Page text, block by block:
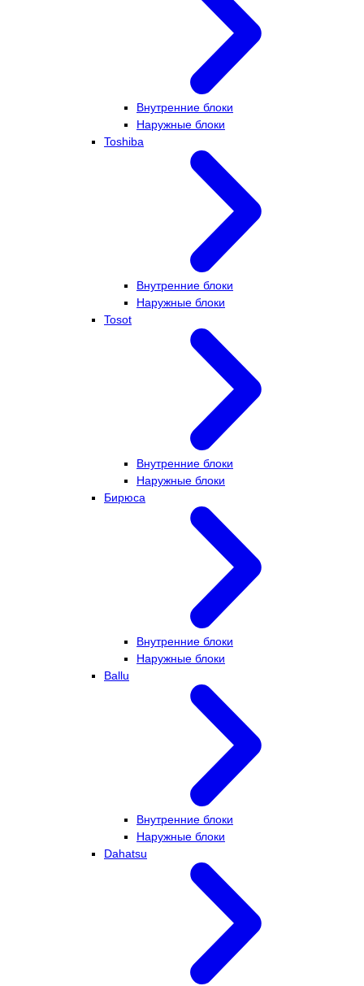
Внутренние блоки
Наружные блоки
Toshiba
Внутренние блоки
Наружные блоки
Tosot
Внутренние блоки
Наружные блоки
Бирюса
Внутренние блоки
Наружные блоки
Ballu
Внутренние блоки
Наружные блоки
Dahatsu